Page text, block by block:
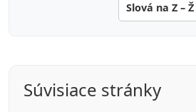
Slová na Z – Ž
Súvisiace stránky